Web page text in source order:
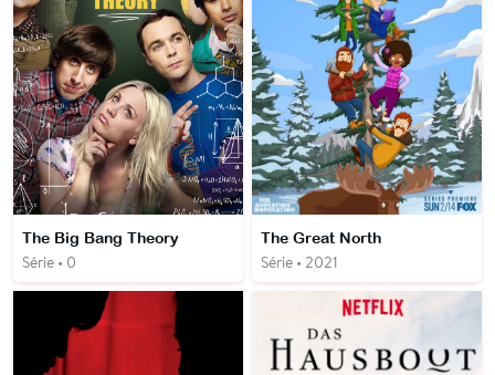
The Big Bang Theory
Série • 0
The Great North
Série • 2021